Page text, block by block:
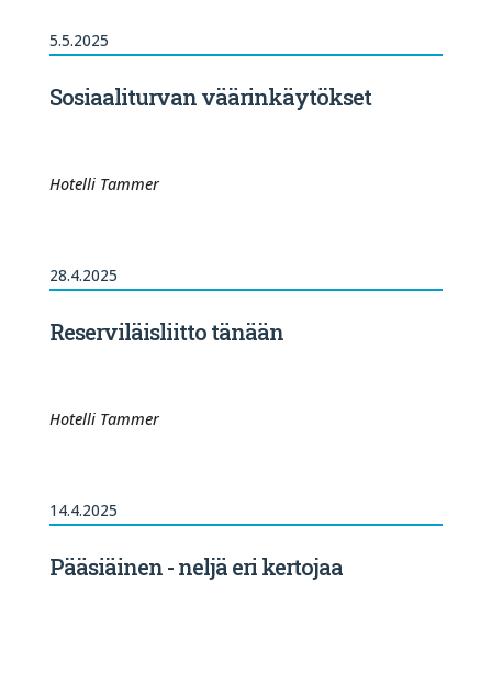
5.5.2025
Sosiaaliturvan väärinkäytökset
Hotelli Tammer
28.4.2025
Reserviläisliitto tänään
Hotelli Tammer
14.4.2025
Pääsiäinen - neljä eri kertojaa